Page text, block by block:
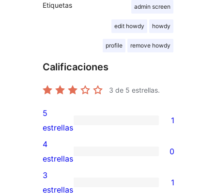
Etiquetas admin screen
edit howdy howdy
profile remove howdy
Calificaciones
3 de 5 estrellas.
1
valoración
de
5
estrellas
5
estrellas
1
0
valoraciones
de
4
estrellas
0
1
3
estrellas
1